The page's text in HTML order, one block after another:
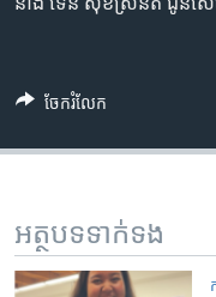
ចែករំលែក
អត្ថបទ​ទាក់ទង